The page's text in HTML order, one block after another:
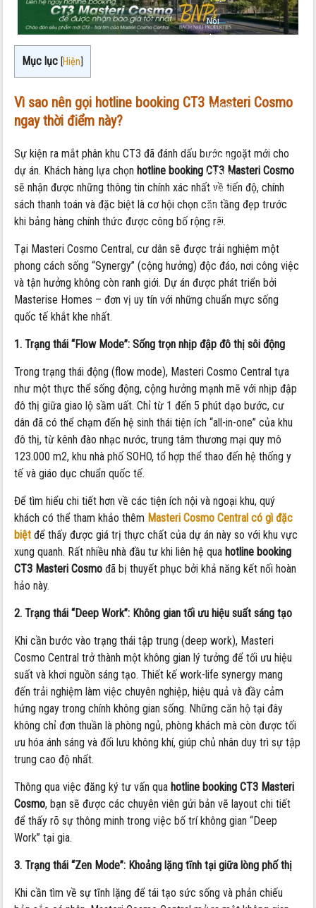
Nội
dung:
hotline
Masteri
Cosmo
Central
để
được
nhận
giá
tốt
Mục lục [Hiện]
Vì sao nên gọi hotline booking CT3 Masteri Cosmo
ngay thời điểm này?
Sự kiện ra mắt phân khu CT3 đã đánh dấu bước ngoặt mới cho
dự án. Khách hàng lựa chọn hotline booking CT3 Masteri Cosmo
sẽ nhận được những thông tin chính xác nhất về tiến độ, chính
sách thanh toán và đặc biệt là cơ hội chọn căn tầng đẹp trước
khi bảng hàng chính thức được công bố rộng rãi.
Tại Masteri Cosmo Central, cư dân sẽ được trải nghiệm một
phong cách sống “Synergy” (cộng hưởng) độc đáo, nơi công việc
và tận hưởng không còn ranh giới. Dự án được phát triển bởi
Masterise Homes – đơn vị uy tín với những chuẩn mực sống
quốc tế khắt khe nhất.
1. Trạng thái “Flow Mode”: Sống trọn nhịp đập đô thị sôi động
Trong trạng thái động (flow mode), Masteri Cosmo Central tựa
như một thực thể sống động, cộng hưởng mạnh mẽ với nhịp đập
đô thị giữa giao lộ sầm uất. Chỉ từ 1 đến 5 phút dạo bước, cư
dân đã có thể chạm đến hệ sinh thái tiện ích “all-in-one” của khu
đô thị, từ kênh đào nhạc nước, trung tâm thương mại quy mô
123.000 m2, khu nhà phố SOHO, tổ hợp thể thao đến hệ thống y
tế và giáo dục chuẩn quốc tế.
Để tìm hiểu chi tiết hơn về các tiện ích nội và ngoại khu, quý
khách có thể tham khảo thêm Masteri Cosmo Central có gì đặc
biệt để thấy được giá trị thực chất của dự án này so với khu vực
xung quanh. Rất nhiều nhà đầu tư khi liên hệ qua hotline booking
CT3 Masteri Cosmo đã bị thuyết phục bởi khả năng kết nối hoàn
hảo này.
2. Trạng thái “Deep Work”: Không gian tối ưu hiệu suất sáng tạo
Khi cần bước vào trạng thái tập trung (deep work), Masteri
Cosmo Central trở thành một không gian lý tưởng để tối ưu hiệu
suất và khơi nguồn sáng tạo. Thiết kế work-life synergy mang
đến trải nghiệm làm việc chuyên nghiệp, hiệu quả và đầy cảm
hứng ngay trong chính không gian sống. Những căn hộ tại đây
không chỉ đơn thuần là phòng ngủ, phòng khách mà còn được tối
ưu hóa ánh sáng và đối lưu không khí, giúp chủ nhân duy trì sự tập
trung cao độ nhất.
Thông qua việc đăng ký tư vấn qua hotline booking CT3 Masteri
Cosmo, bạn sẽ được các chuyên viên gửi bản vẽ layout chi tiết
để thấy rõ sự thông minh trong việc bố trí không gian “Deep
Work” tại gia.
3. Trạng thái “Zen Mode”: Khoảng lặng tĩnh tại giữa lòng phố thị
Khi cần tìm về sự tĩnh lặng để tái tạo sức sống và phản chiếu